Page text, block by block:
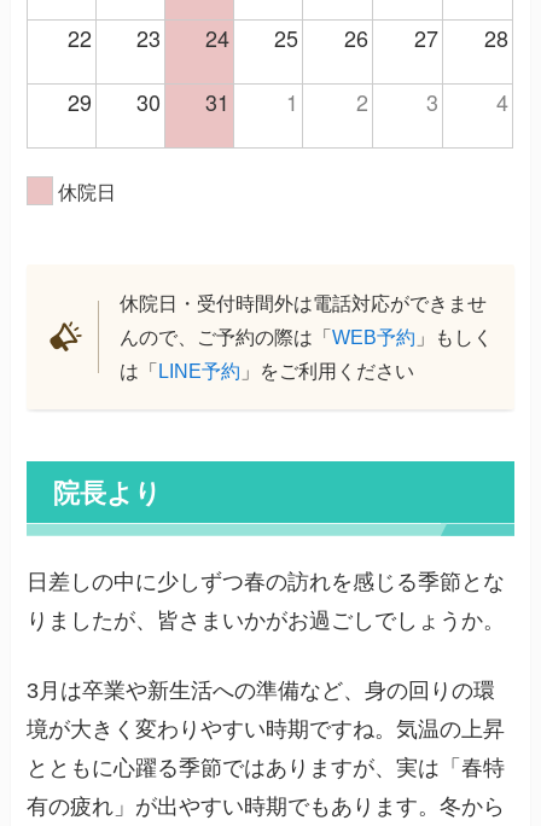
22 23 24 25 26 27 28
29 30 31 1 2 3 4
休院日
休院日・受付時間外は電話対応ができませ
んので、ご予約の際は「WEB予約 」もしく
は「LINE予約 」をご利用ください
院長より
日差しの中に少しずつ春の訪れを感じる季節とな
りましたが、皆さまいかがお過ごしでしょうか。
3月は卒業や新生活への準備など、身の回りの環
境が大きく変わりやすい時期ですね。気温の上昇
とともに心躍る季節ではありますが、実は「春特
有の疲れ」が出やすい時期でもあります。冬から